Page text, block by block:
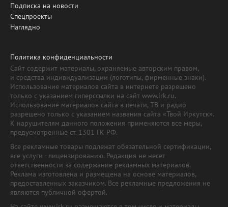
Подписка на новости
Спецпроекты
Наглядно
Политика конфиденциальности
Сайт содержит материалы, охраняемые авторским правом,
и средства индивидуализации (логотипы, фирменные знаки).
Использование материалов сайта в интернете разрешено
только с указанием гиперссылки на сайт www.irk.ru.
Использование материалов сайта в печати, ТВ и радио
разрешено только с указанием названия сайта «Твой Иркутск».
К нарушителям данного положения применяются все меры,
предусмотренные ст. 1301 ГК РФ.
Все рекламные товары подлежат обязательной сертификации,
все услуги - лицензированию. Редакция не несет
ответственности за содержание рекламных материалов.
Реклама изготовлена и размещена на основе материалов,
предоставленных заказчиком. Все рекламные предложения не
являются публичной офертой.